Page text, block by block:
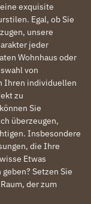
eine exquisite
Egal, ob Sie
unsere
jeder
Wohnhaus oder
von
Ihren individuellen
zu
Sie
überzeugen,
Insbesondere
die Ihre
Etwas
Setzen Sie
der zum